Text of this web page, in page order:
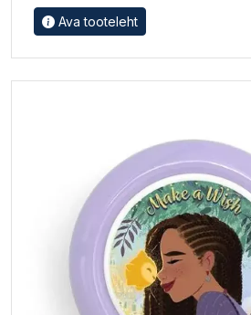
Ava tooteleht